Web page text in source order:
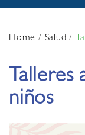
Home/Salud/
niños